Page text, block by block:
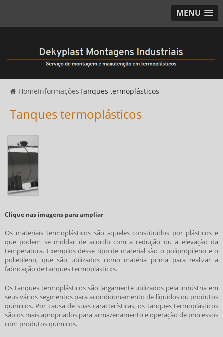
MENU
HomeInformaçõesTanques termoplásticos
Tanques termoplásticos
Clique nas imagens para ampliar
Os materiais termoplásticos são aqueles constituídos por plásticos e
que podem se moldar de acordo com a redução ou a elevação da
temperatura. Exemplos desse tipo de material são o polipropileno e o
polietileno, que são utilizados como matéria prima para realizar a
fabricação detanques termoplásticos.
Os tanques termoplásticossão largamente utilizados pela indústria em
seus vários segmentos para acondicionamento de líquidos ou produtos
químicos. Por causa de suas características, os tanques termoplásticos
são os mais apropriados para armazenamento e operação de processos
com produtos químicos.